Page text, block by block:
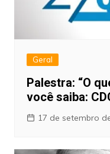
Geral
Palestra: “O
você saiba:
17 de setembro